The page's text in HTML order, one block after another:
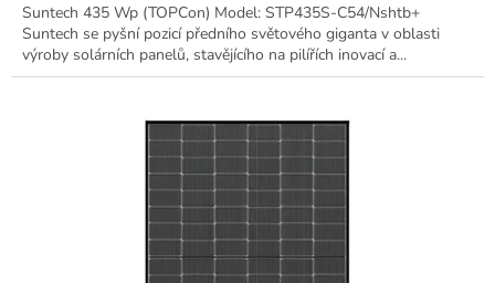
Suntech 435 Wp (TOPCon) Model: STP435S-C54/Nshtb+
Suntech se pyšní pozicí předního světového giganta v oblasti
výroby solárních panelů, stavějícího na pilířích inovací a...